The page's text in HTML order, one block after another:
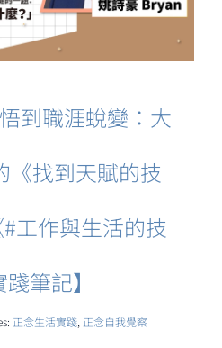
到職涯蛻變：大
《找到天賦的技
工作與生活的技
筆記】
正念生活實踐 正念自我覺察